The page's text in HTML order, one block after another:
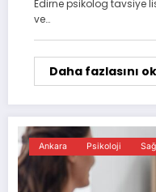
Edirne psikolog tavsiye
ve…
Daha fazlasını
Ankara Psikoloji